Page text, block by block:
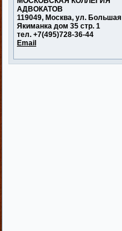
АДВОКАТОВ
119049, Москва, ул. Большая
Якиманка дом 35 стр. 1
тел. +7(495)728-36-44
Email